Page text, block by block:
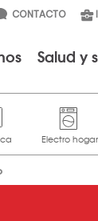
CONTACTO
Salud y